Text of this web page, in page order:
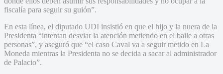
fiscalía para seguir su guión”.
En esta línea, el diputado UDI insistió en que el hijo y la nuera de la
Presidenta “intentan desviar la atención metiendo en el baile a otras
personas”, y aseguró que “el caso Caval va a seguir metido en La
Moneda mientras la Presidenta no se decida a sacar al administrador
de Palacio”.